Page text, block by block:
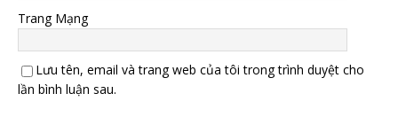
Trang Mạng
Lưu tên, email và trang web của tôi trong trình duyệt cho
lần bình luận sau.